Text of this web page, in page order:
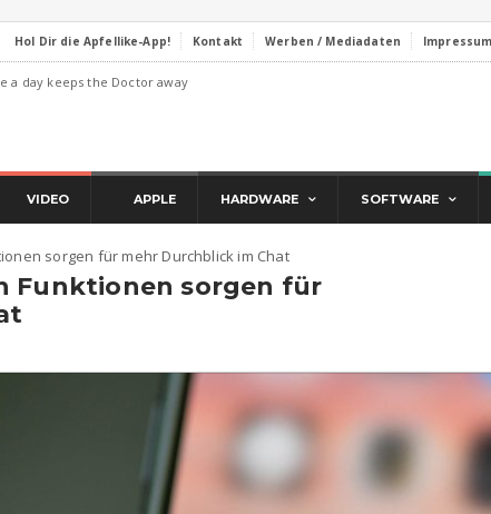
Hol Dir die Apfellike-App! Kontakt Werben / Mediadaten Impressum
a day keeps the Doctor away
VIDEO APPLE HARDWARE SOFTWARE
sorgen für mehr Durchblick im Chat
Funktionen sorgen für